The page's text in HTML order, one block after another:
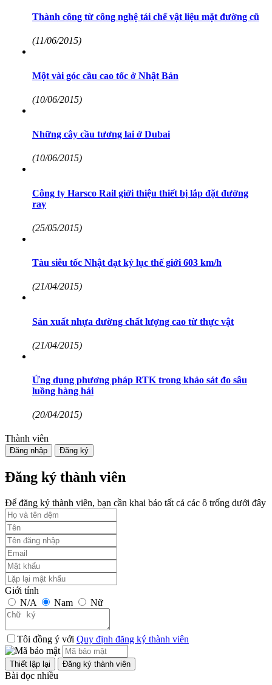
Thành công từ công nghệ tái chế vật liệu mặt đường cũ
(11/06/2015)
Một vài góc cầu cao tốc ở Nhật Bản
(10/06/2015)
Những cây cầu tương lai ở Dubai
(10/06/2015)
Công ty Harsco Rail giới thiệu thiết bị lắp đặt đường
ray
(25/05/2015)
Tàu siêu tốc Nhật đạt kỷ lục thế giới 603 km/h
(21/04/2015)
Sản xuất nhựa đường chất lượng cao từ thực vật
(21/04/2015)
Ứng dụng phương pháp RTK trong khảo sát đo sâu
luồng hàng hải
(20/04/2015)
Thành viên
Đăng nhập Đăng ký
Đăng ký thành viên
Để đăng ký thành viên, bạn cần khai báo tất cả các ô trống dưới đây
Giới tính
N/A
Nam Nữ
Tôi đồng ý với Quy định đăng ký thành viên
Bài đọc nhiều